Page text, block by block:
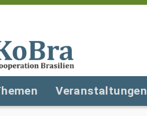
Veranstaltungen